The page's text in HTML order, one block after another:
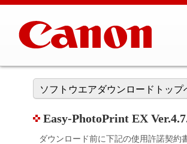
ソフトウエアダウンロードトップ
Easy-PhotoPrint EX
ダウンロード前に下記の使用許諾契約